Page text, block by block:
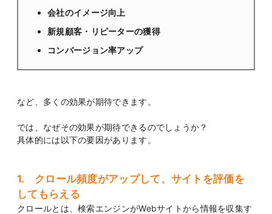
会社のイメージ向上
新規顧客・リピーターの獲得
コンバージョン率アップ
など、多くの効果が期待できます。
では、なぜその効果が期待できるのでしょうか？
具体的には以下の要因があります。
1. クロール頻度がアップして、サイトを評価を
してもらえる
クロールとは、検索エンジンがWebサイトから情報を収集す